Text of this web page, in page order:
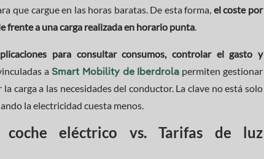
que cargue en las horas baratas. De esta forma, el coste por
frente a una carga realizada en horario punta.
para consultar consumos, controlar el gasto y
a Smart Mobility de Iberdrola permiten gestionar
carga a las necesidades del conductor. La clave no está solo
la electricidad cuesta menos.
coche eléctrico vs. Tarifas de luz